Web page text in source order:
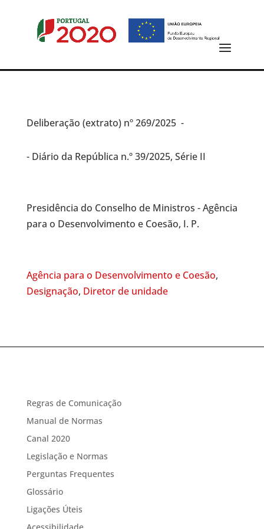
Deliberação (extrato) nº 269/2025 -
- Diário da República n.º 39/2025, Série II
Presidência do Conselho de Ministros - Agência
para o Desenvolvimento e Coesão, I. P.
Agência para o Desenvolvimento e Coesão,
Designação, Diretor de unidade
Regras de Comunicação
Manual de Normas
Canal 2020
Legislação e Normas
Perguntas Frequentes
Glossário
Ligações Úteis